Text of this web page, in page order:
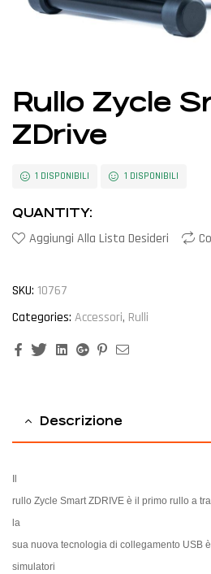
Rullo Zycle
ZDrive
1 DISPONIBILI 1 DISPONIBILI
QUANTITY:
Aggiungi Alla Lista Desideri
SKU: 10767
Categories: Accessori, Rulli
FacebookTwitterLinkedinGoogle+Pinterest
Descrizione
rullo Zycle Smart ZDRIVE è il primo rullo a
la
sua nuova tecnologia di collegamento USB
simulatori